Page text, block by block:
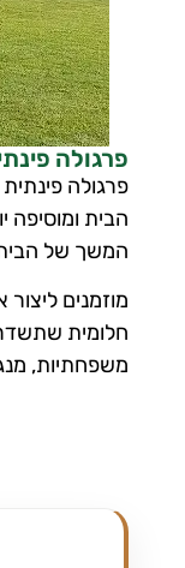
פרגולה
פרגולה
הבית ומוסיפה
המשך של
מוזמנים
חלומית
משפחתיות,